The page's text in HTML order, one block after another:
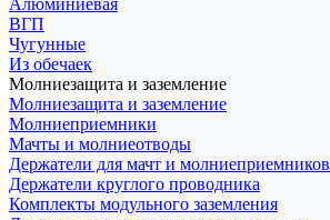
Алюминиевая
ВГП
Чугунные
Из обечаек
Молниезащита и заземление
Молниезащита и заземление
Молниеприемники
Мачты и молниеотводы
Держатели для мачт и молниеприемников
Держатели круглого проводника
Комплекты модульного заземления